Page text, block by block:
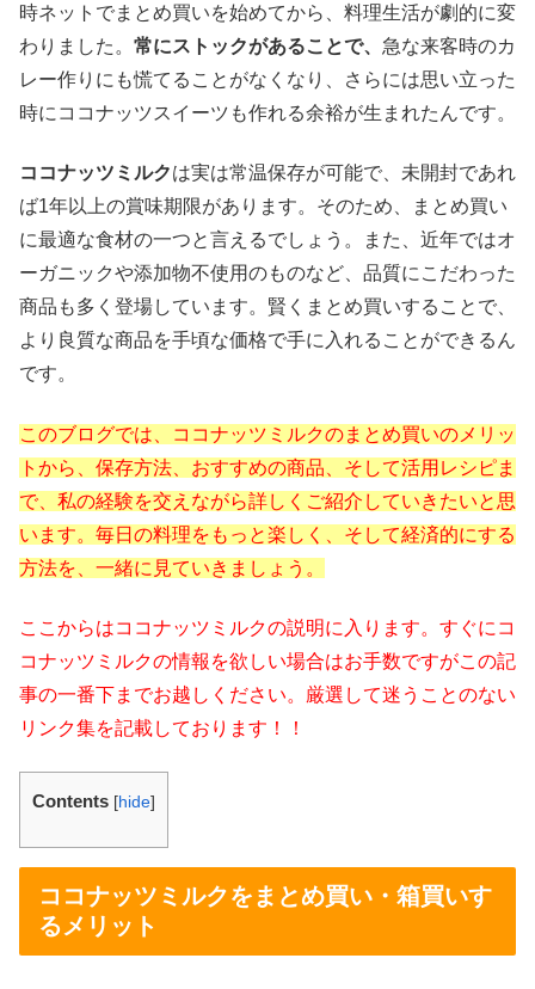
時ネットでまとめ買いを始めてから、料理生活が劇的に変
わりました。 常にストックがあることで、 急な来客時のカ
レー作りにも慌てることがなくなり、さらには思い立った
時にココナッツスイーツも作れる余裕が生まれたんです。
ココナッツミルクは実は常温保存が可能で、未開封であれ
ば1年以上の賞味期限があります。そのため、まとめ買い
に最適な食材の一つと言えるでしょう。また、近年ではオ
ーガニックや添加物不使用のものなど、品質にこだわった
商品も多く登場しています。賢くまとめ買いすることで、
より良質な商品を手頃な価格で手に入れることができるん
です。
このブログでは、ココナッツミルクのまとめ買いのメリッ
トから、保存方法、おすすめの商品、そして活用レシピま
で、私の経験を交えながら詳しくご紹介していきたいと思
います。毎日の料理をもっと楽しく、そして経済的にする
方法を、一緒に見ていきましょう。
ここからはココナッツミルクの説明に入ります。すぐにコ
コナッツミルクの情報を欲しい場合はお手数ですがこの記
事の一番下までお越しください。厳選して迷うことのない
リンク集を記載しております！！
Contents [hide]
ココナッツミルクをまとめ買い・箱買いす
るメリット